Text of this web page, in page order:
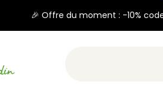
🎉 Offre du moment : -10%
Recherche,